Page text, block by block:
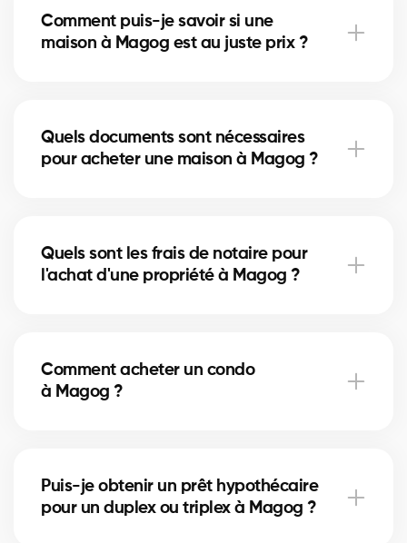
immeuble locatif. Nos courtiers vous aident à trouver
la propriété qui correspond à vos objectifs et à votre
Comment puis-je savoir si une
maison à Magog est au juste prix ?
pour vous donner une estimation précise et vous
éviter de surpayer.
Quels documents sont nécessaires
pour acheter une maison à Magog ?
pièce d'identité et d'une lettre de préapprobation.
Nos experts vous accompagnent dans chaque
Quels sont les frais de notaire pour
l'achat d'une propriété à Magog ?
vérification des titres et l’inscription hypothécaire.
Nos courtiers peuvent vous aider à estimer ces
Comment acheter un condo
à Magog ?
de la copropriété. Nos courtiers vous guident pour
éviter les mauvaises surprises.
Puis-je obtenir un prêt hypothécaire
pour un duplex ou triplex à Magog ?